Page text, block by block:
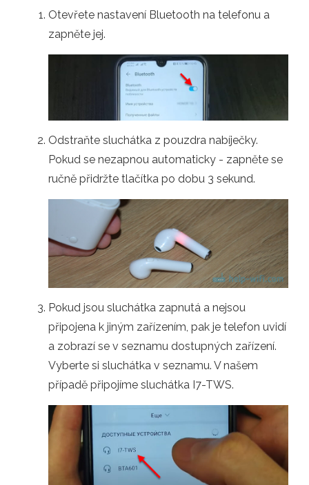
Otevřete nastavení Bluetooth na telefonu a
zapněte jej.
Odstraňte sluchátka z pouzdra nabíječky.
Pokud se nezapnou automaticky - zapněte se
ručně přidržte tlačítka po dobu 3 sekund.
Pokud jsou sluchátka zapnutá a nejsou
připojena k jiným zařízením, pak je telefon uvidí
a zobrazí se v seznamu dostupných zařízení.
Vyberte si sluchátka v seznamu. V našem
případě připojíme sluchátka I7-TWS.